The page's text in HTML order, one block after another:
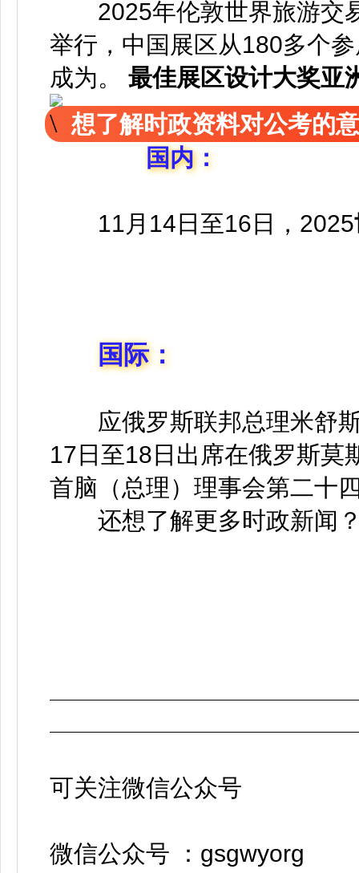
2025年伦敦世界旅游交
举行，中国展区从180多个
成为。 最佳展区设计大奖亚
想了解时政资料对公考的
国内：
11月14日至16日，2025
国际：
应俄罗斯联邦总理米舒
17日至18日出席在俄罗斯莫
首脑（总理）理事会第二十
还想了解更多时政新闻
可关注微信公众号
微信公众号 ： gsgwyorg